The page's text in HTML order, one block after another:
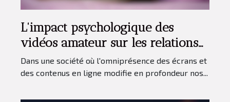
L'impact psychologique des
vidéos amateur sur les relations
intimes
Dans une société où l'omniprésence des écrans et
des contenus en ligne modifie en profondeur nos...